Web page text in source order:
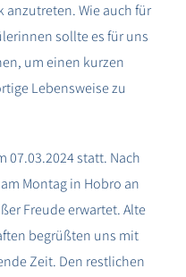
anzutreten. Wie auch für
sollte es für uns
um einen kurzen
Lebensweise zu
07.03.2024 statt. Nach
Montag in Hobro an
Freude erwartet. Alte
begrüßten uns mit
Zeit. Den restlichen